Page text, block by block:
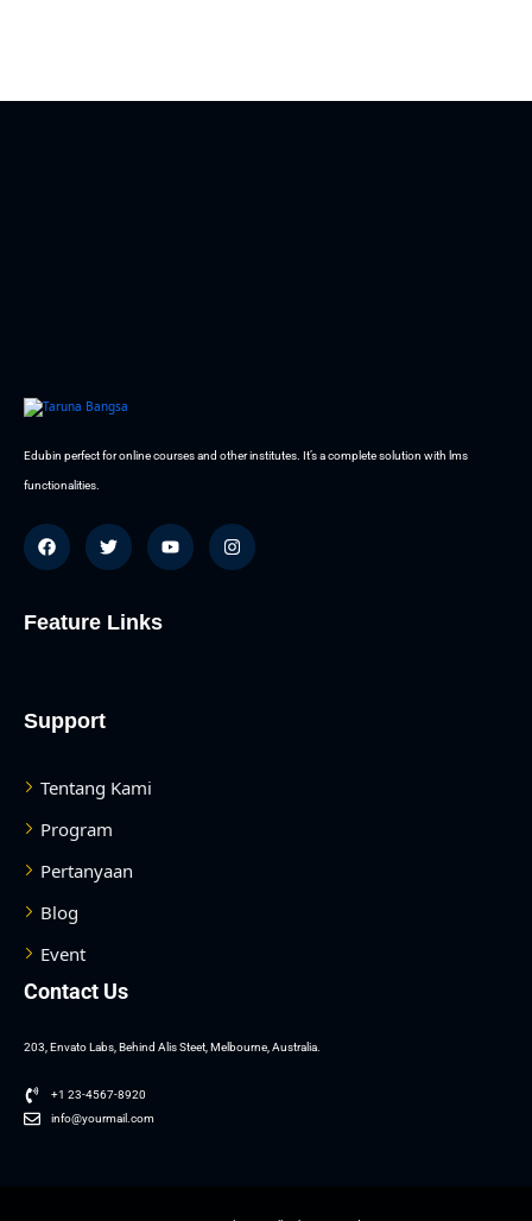
Edubin perfect for online courses and other institutes. It’s a complete solution with lms
functionalities.
Feature Links
Support
Tentang Kami
Program
Pertanyaan
Blog
Event
Contact Us
203, Envato Labs, Behind Alis Steet, Melbourne, Australia.
+1 23-4567-8920
info@yourmail.com